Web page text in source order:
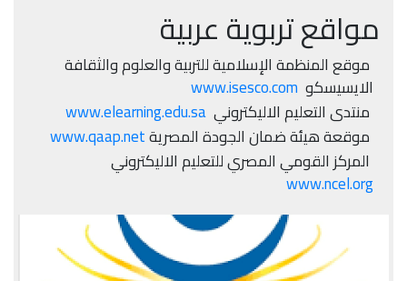
مواقع تربوية عربية
موقع المنظمة الإسلامية للتربية والعلوم والثقافة
الايسيسكو www.isesco.com
منتدى التعليم الاليكتروني www.elearning.edu.sa
موقعة هيئة ضمان الجودة المصريةwww.qaap.net
المركز القومي المصري للتعليم الاليكتروني
www.ncel.org